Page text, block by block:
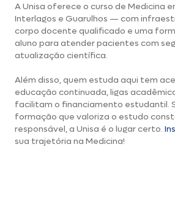
A Unisa oferece o curso de Medicina
Interlagos e Guarulhos — com
corpo docente qualificado e uma
aluno para atender pacientes com
atualização científica.
Além disso, quem estuda aqui tem
educação continuada, ligas
facilitam o financiamento estudantil.
formação que valoriza o estudo
responsável, a Unisa é o lugar certo.
sua trajetória na Medicina!